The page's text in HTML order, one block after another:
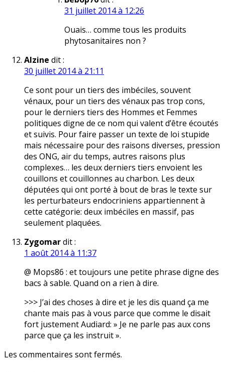
31 juillet 2014 à 12:26
Ouais… comme tous les produits
phytosanitaires non ?
Alzine dit :
30 juillet 2014 à 21:11
Ce sont pour un tiers des imbéciles, souvent
vénaux, pour un tiers des vénaux pas trop cons,
pour le derniers tiers des Hommes et Femmes
politiques digne de ce nom qui valent d’être écoutés
et suivis. Pour faire passer un texte de loi stupide
mais nécessaire pour des raisons diverses, pression
des ONG, air du temps, autres raisons plus
complexes… les deux derniers tiers envoient les
couillons et couillonnes au charbon. Les deux
députées qui ont porté à bout de bras le texte sur
les perturbateurs endocriniens appartiennent à
cette catégorie: deux imbéciles en massif, pas
seulement plaquées.
Zygomardit :
1 août 2014 à 11:37
@ Mops86 : et toujours une petite phrase digne des
bacs à sable. Quand on a rien à dire.
>>> J’ai des choses à dire et je les dis quand ça me
chante mais pas à vous parce que comme le disait
fort justement Audiard: » Je ne parle pas aux cons
parce que ça les instruit ».
Les commentaires sont fermés.